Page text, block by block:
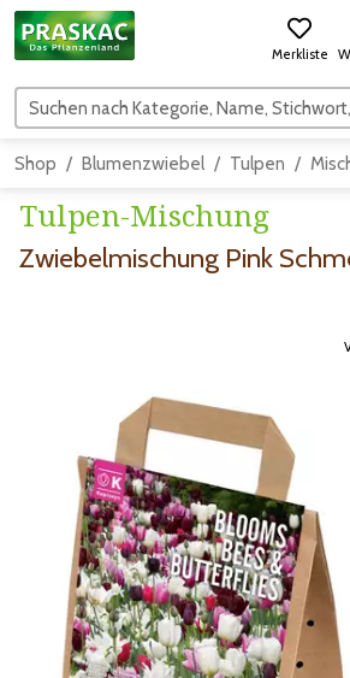
Merkliste
Shop Blumenzwiebel Tulpen
Tulpen-Mischung
Zwiebelmischung Pink